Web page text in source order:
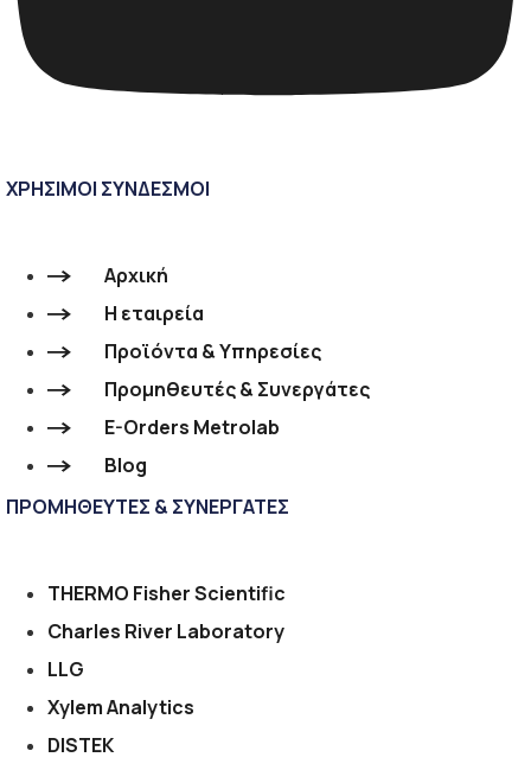
ΧΡΗΣΙΜΟΙ ΣΥΝΔΕΣΜΟΙ
Αρχική
Η εταιρεία
Προϊόντα & Υπηρεσίες
Προμηθευτές & Συνεργάτες
E-Orders Metrolab
Blog
ΠΡΟΜΗΘΕΥΤΕΣ & ΣΥΝΕΡΓΑΤΕΣ
THERMO Fisher Scientific
Charles River Laboratory
LLG
Xylem Analytics
DISTEK